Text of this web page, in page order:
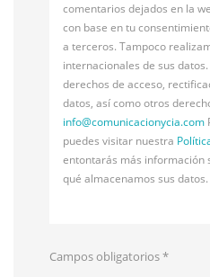
comentarios dejados en la
con base en tu
a terceros. Tampoco
internacionales de sus
derechos de acceso,
datos, así como otros
info@comunicacionycia.com
puedes visitar nuestra
entontarás más información
qué almacenamos sus datos.
Campos obligatorios*